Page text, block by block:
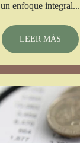
un enfoque integral...
LEER MÁS